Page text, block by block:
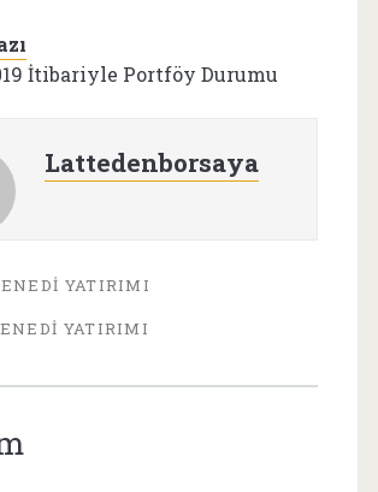
İtibariyle Portföy Durumu
Lattedenborsaya
YATIRIMI
YATIRIMI